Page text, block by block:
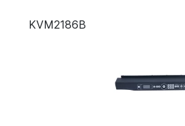
KVM2186B